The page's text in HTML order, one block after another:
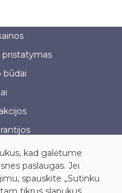
pristatymas
būdai
121886091
kad galėtume
paslaugas. Jei
spauskite „Sutinku